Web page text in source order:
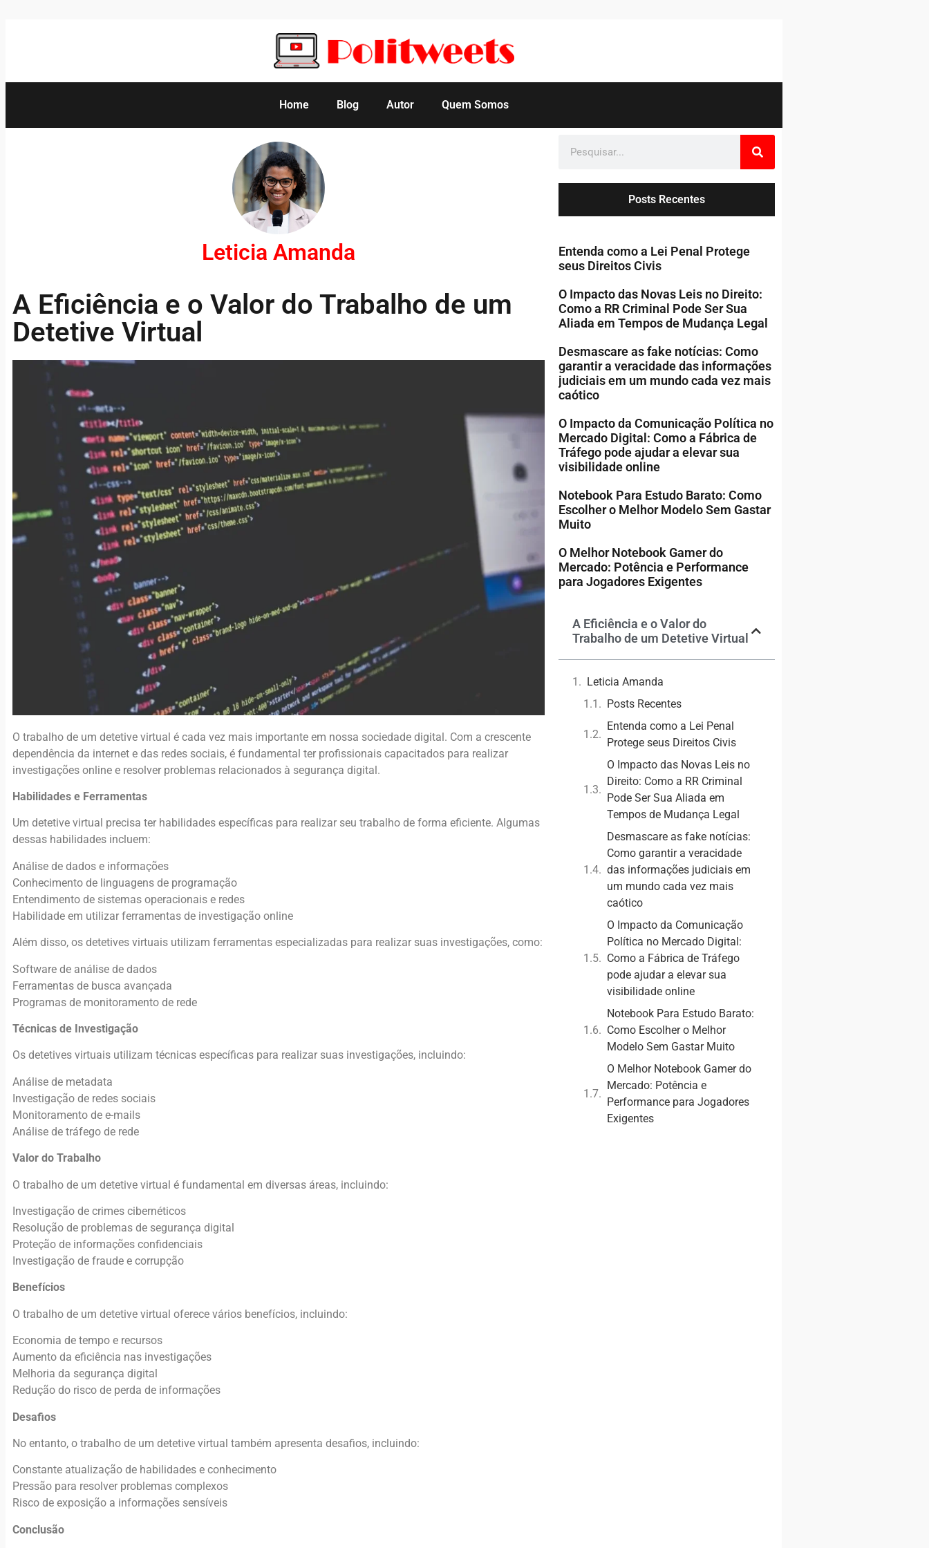
Home Blog Autor Quem Somos
Leticia Amanda
A Eficiência e o Valor do Trabalho de um
Detetive Virtual
O trabalho de um detetive virtual é cada vez mais importante em nossa sociedade digital. Com a crescente
dependência da internet e das redes sociais, é fundamental ter profissionais capacitados para realizar
investigações online e resolver problemas relacionados à segurança digital.
Habilidades e Ferramentas
Um detetive virtual precisa ter habilidades específicas para realizar seu trabalho de forma eficiente. Algumas
dessas habilidades incluem:
Análise de dados e informações
Conhecimento de linguagens de programação
Entendimento de sistemas operacionais e redes
Habilidade em utilizar ferramentas de investigação online
Além disso, os detetives virtuais utilizam ferramentas especializadas para realizar suas investigações, como:
Software de análise de dados
Ferramentas de busca avançada
Programas de monitoramento de rede
Técnicas de Investigação
Os detetives virtuais utilizam técnicas específicas para realizar suas investigações, incluindo:
Análise de metadata
Investigação de redes sociais
Monitoramento de e-mails
Análise de tráfego de rede
Valor do Trabalho
O trabalho de um detetive virtual é fundamental em diversas áreas, incluindo:
Investigação de crimes cibernéticos
Resolução de problemas de segurança digital
Proteção de informações confidenciais
Investigação de fraude e corrupção
Benefícios
O trabalho de um detetive virtual oferece vários benefícios, incluindo:
Economia de tempo e recursos
Aumento da eficiência nas investigações
Melhoria da segurança digital
Redução do risco de perda de informações
Desafios
No entanto, o trabalho de um detetive virtual também apresenta desafios, incluindo:
Constante atualização de habilidades e conhecimento
Pressão para resolver problemas complexos
Risco de exposição a informações sensíveis
Conclusão
Posts Recentes
Entenda como a Lei Penal Protege
seus Direitos Civis
O Impacto das Novas Leis no Direito:
Como a RR Criminal Pode Ser Sua
Aliada em Tempos de Mudança Legal
Desmascare as fake notícias: Como
garantir a veracidade das informações
judiciais em um mundo cada vez mais
caótico
O Impacto da Comunicação Política no
Mercado Digital: Como a Fábrica de
Tráfego pode ajudar a elevar sua
visibilidade online
Notebook Para Estudo Barato: Como
Escolher o Melhor Modelo Sem Gastar
Muito
O Melhor Notebook Gamer do
Mercado: Potência e Performance
para Jogadores Exigentes
A Eficiência e o Valor do
Trabalho de um Detetive Virtual
Leticia Amanda
Posts Recentes
Entenda como a Lei Penal
Protege seus Direitos Civis
O Impacto das Novas Leis no
Direito: Como a RR Criminal
Pode Ser Sua Aliada em
Tempos de Mudança Legal
Desmascare as fake notícias:
Como garantir a veracidade
das informações judiciais em
um mundo cada vez mais
caótico
O Impacto da Comunicação
Política no Mercado Digital:
Como a Fábrica de Tráfego
pode ajudar a elevar sua
visibilidade online
Notebook Para Estudo Barato:
Como Escolher o Melhor
Modelo Sem Gastar Muito
O Melhor Notebook Gamer do
Mercado: Potência e
Performance para Jogadores
Exigentes